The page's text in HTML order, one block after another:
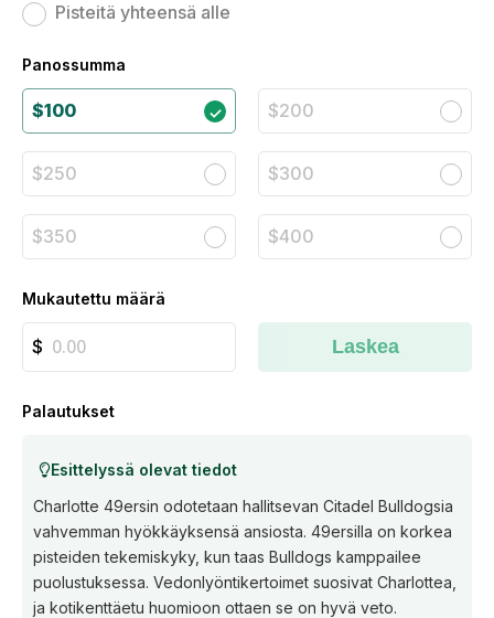
Pisteitä yhteensä alle
Panossumma
$100 $200
$250 $300
$350 $400
Mukautettu määrä
Laskea
Palautukset
Esittelyssä olevat tiedot
Charlotte 49ersin odotetaan hallitsevan Citadel Bulldogsia
vahvemman hyökkäyksensä ansiosta. 49ersilla on korkea
pisteiden tekemiskyky, kun taas Bulldogs kamppailee
puolustuksessa. Vedonlyöntikertoimet suosivat Charlottea,
ja kotikenttäetu huomioon ottaen se on hyvä veto.